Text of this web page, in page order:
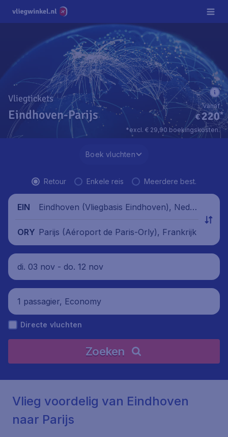
Vliegtickets
Eindhoven-Parijs €220*
vanaf
*excl. € 29,90 boekingskosten.
Boek vluchten
Retour Enkele reis Meerdere best.
EIN
Eindhoven (Vliegbasis Eindhoven), Neder
ORY Parijs (Aéroport de Paris-Orly), Frankrijk
di. 03 nov - do. 12 nov
1 passagier, Economy
Directe vluchten
Zoeken
Vlieg voordelig van Eindhoven
naar Parijs